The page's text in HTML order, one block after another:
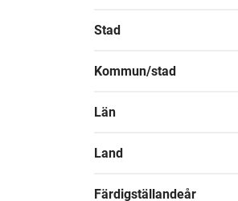
Stad
Kommun/stad
Län
Land
Färdigställandeår